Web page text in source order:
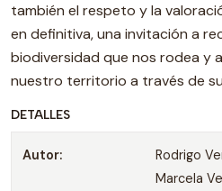
también el respeto y la
en definitiva, una invitación a
biodiversidad que nos rodea y
nuestro territorio a través de
DETALLES
Autor:
Rodrigo
Marcela